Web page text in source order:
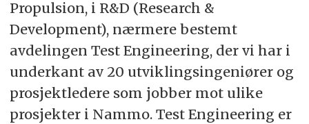
Propulsion, i R&D (Research &
Development), nærmere bestemt
avdelingen Test Engineering, der vi har i
underkant av 20 utviklingsingeniører og
prosjektledere som jobber mot ulike
prosjekter i Nammo. Test Engineering er